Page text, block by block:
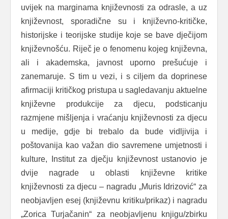
uvijek na marginama književnosti za odrasle, a uz
književnost, sporadične su i književno-kritičke,
historijske i teorijske studije koje se bave dječijom
književnošću. Riječ je o fenomenu kojeg književna,
ali i akademska, javnost uporno prešućuje i
zanemaruje. S tim u vezi, i s ciljem da doprinese
afirmaciji kritičkog pristupa u sagledavanju aktuelne
književne produkcije za djecu, podsticanju
razmjene mišljenja i vraćanju književnosti za djecu
u medije, gdje bi trebalo da bude vidljivija i
poštovanija kao važan dio savremene umjetnosti i
kulture, Institut za dječju književnost ustanovio je
dvije nagrade u oblasti književne kritike
književnosti za djecu – nagradu „Muris Idrizović“ za
neobjavljen esej (književnu kritiku/prikaz) i nagradu
„Zorica Turjačanin“ za neobjavljenu knjigu/zbirku